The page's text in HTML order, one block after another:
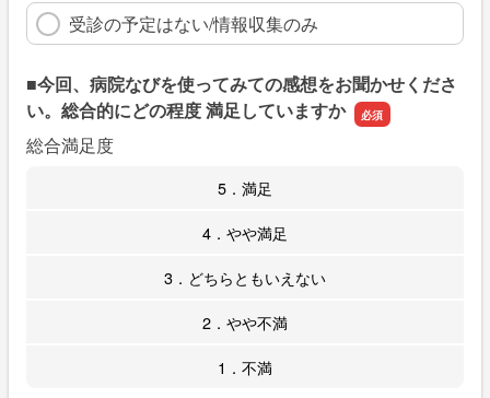
受診の予定はない/情報収集のみ
■今回、病院なびを使ってみての感想をお聞かせくださ
い。総合的にどの程度 満足していますか
総合満足度
5．満足
4．やや満足
3．どちらともいえない
2．やや不満
1．不満